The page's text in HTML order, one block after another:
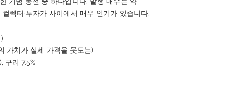
렉터·투자가 사이에서 매우 인기가 있습니다.
가치가 실세 가격을 웃도는)
구리 7.5%